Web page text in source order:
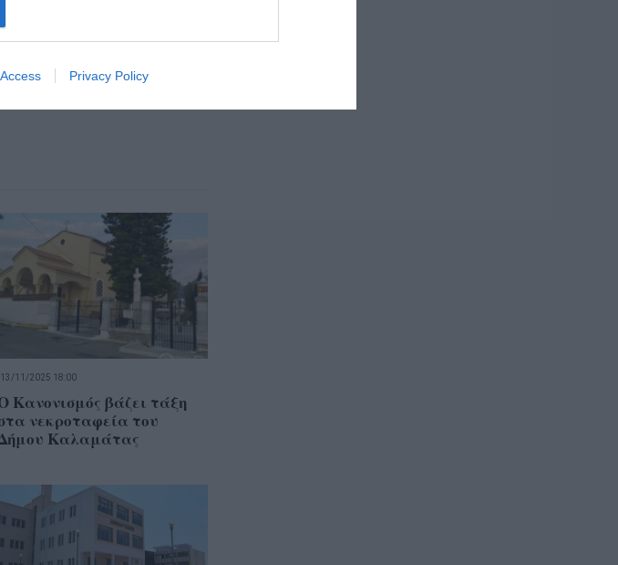
Privacy Policy
13/11/2025 18:00
Κανονισμός βάζει τάξη
νεκροταφεία του
Καλαμάτας